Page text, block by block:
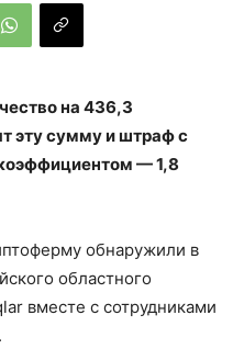
на 436,3
эту сумму и штраф с
— 1,8
обнаружили в
областного
вместе с сотрудниками